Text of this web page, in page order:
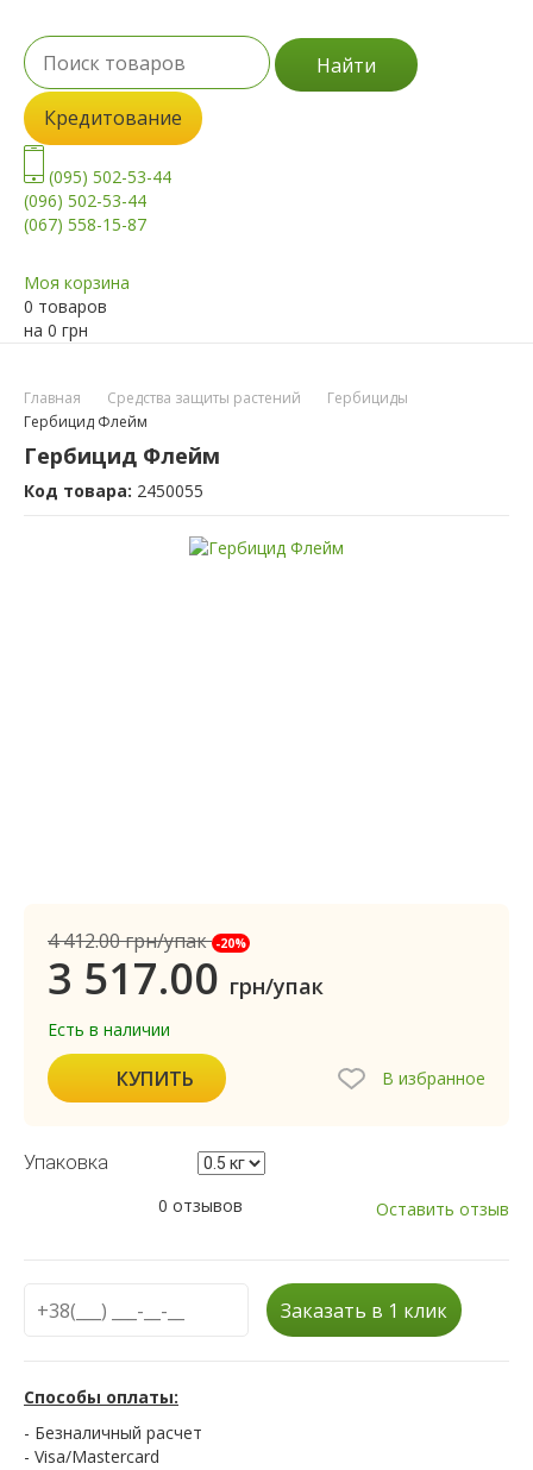
Найти
Кредитование
(095) 502-53-44
(096) 502-53-44
(067) 558-15-87
Моя корзина
0 товаров
на 0 грн
Главная Средства защиты растений
Гербициды
Гербицид Флейм
Гербицид Флейм
Код товара: 2450055
4 412.00грн/упак -20%
3 517.00 грн/упак
Есть в наличии
КУПИТЬ В избранное
Упаковка
0 отзывов
Оставить отзыв
Заказать в 1 клик
Способы оплаты:
- Безналичный расчет
- Visa/Mastercard